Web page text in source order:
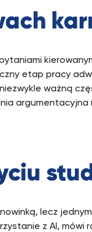
etap pracy
ważną
argumentacyjna
lecz
z AI, mówi